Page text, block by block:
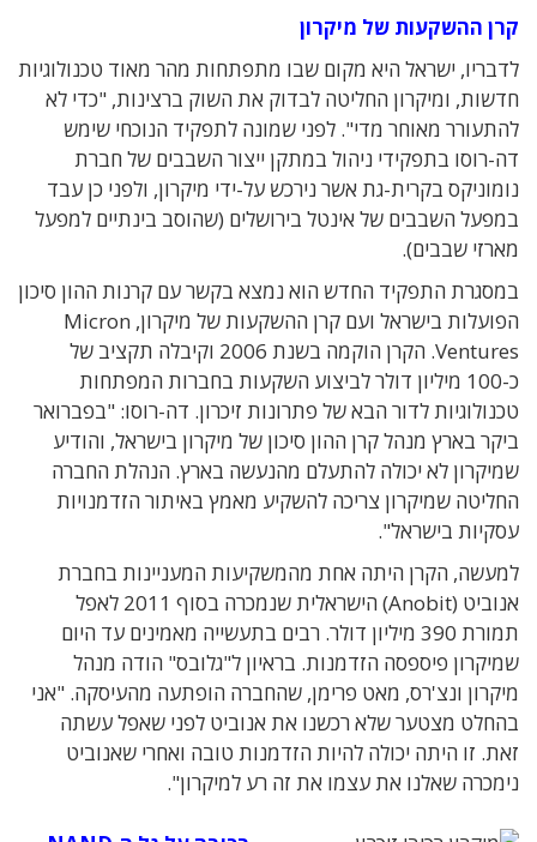
קרן ההשקעות של מיקרון
לדבריו, ישראל היא מקום שבו מתפתחות מהר מאוד טכנולוגיות
חדשות, ומיקרון החליטה לבדוק את השוק ברצינות, "כדי לא
להתעורר מאוחר מדי". לפני שמונה לתפקיד הנוכחי שימש
דה-רוסו בתפקידי ניהול במתקן ייצור השבבים של חברת
נומוניקס בקרית-גת אשר נירכש על-ידי מיקרון, ולפני כן עבד
במפעל השבבים של אינטל בירושלים (שהוסב בינתיים למפעל
מארזי שבבים).
במסגרת התפקיד החדש הוא נמצא בקשר עם קרנות ההון סיכון
הפועלות בישראל ועם קרן ההשקעות של מיקרון, Micron
Ventures. הקרן הוקמה בשנת 2006 וקיבלה תקציב של
כ-100 מיליון דולר לביצוע השקעות בחברות המפתחות
טכנולוגיות לדור הבא של פתרונות זיכרון. דה-רוסו: "בפברואר
ביקר בארץ מנהל קרן ההון סיכון של מיקרון בישראל, והודיע
שמיקרון לא יכולה להתעלם מהנעשה בארץ. הנהלת החברה
החליטה שמיקרון צריכה להשקיע מאמץ באיתור הזדמנויות
עסקיות בישראל".
למעשה, הקרן היתה אחת מהמשקיעות המעניינות בחברת
אנוביט (Anobit) הישראלית שנמכרה בסוף 2011 לאפל
תמורת 390 מיליון דולר. רבים בתעשייה מאמינים עד היום
שמיקרון פיספסה הזדמנות. בראיון ל"גלובס" הודה מנהל
מיקרון ונצ'רס, מאט פרימן, שהחברה הופתעה מהעיסקה. "אני
בהחלט מצטער שלא רכשנו את אנוביט לפני שאפל עשתה
זאת. זו היתה יכולה להיות הזדמנות טובה ואחרי שאנוביט
נימכרה שאלנו את עצמו את זה רע למיקרון".